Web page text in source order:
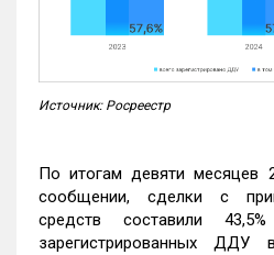
Источник: Росреестр
По итогам девяти месяцев
сообщении, сделки с
средств составили
зарегистрированных